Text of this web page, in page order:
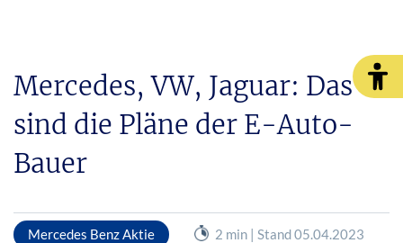
Mercedes, VW, Jaguar: Das
sind die Pläne der E-Auto-
Bauer
Mercedes Benz Aktie
2 min | Stand 05.04.2023